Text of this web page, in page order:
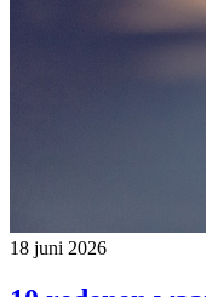
18 juni 2026